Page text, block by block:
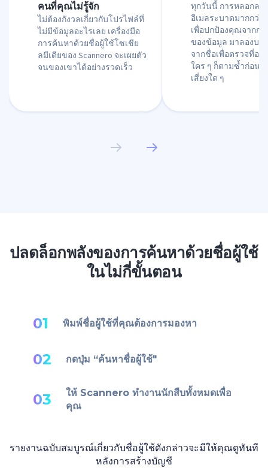
คนที่คุณไม่รู้จัก
ไม่ต้องกังวลเกี่ยวกับโปรไฟล์ที่
ไม่มีข้อมูลอะไรเลย เครื่องมือ
การค้นหาด้วยชื่อผู้ใช้โซเชีย
ลมีเดียของ Scannero จะเผยตัว
จนของเขาได้อย่างรวดเร็ว
ทุกวันนี้ การหลอกลว
อีเมลระบาดมากกว่า
เพื่อปกป้องคุณจากกา
ของข้อมูล มาลองบริ
จากชื่อเพื่อตรวจที่อยู่
ใคร ๆ ก็ตามซ้ำก่อนที่
เสี่ยงใด ๆ
ปลดล็อกพลังของการค้นหาด้วยชื่อผู้ใช้
ในไม่กี่ขั้นตอน
01 พิมพ์ชื่อผู้ใช้ที่คุณต้องการมองหา
02 กดปุ่ม “ค้นหาชื่อผู้ใช้"
03
ให้ Scannero ทำงานนักสืบทั้งหมดเพื่อ
คุณ
รายงานฉบับสมบูรณ์เกี่ยวกับชื่อผู้ใช้ดังกล่าวจะมีให้คุณดูทันที
หลังการสร้างบัญชี